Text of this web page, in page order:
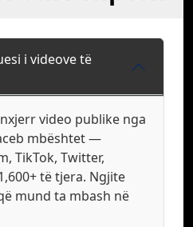
i videove të
video publike nga
mbështet —
TikTok, Twitter,
të tjera. Ngjite
mund ta mbash në